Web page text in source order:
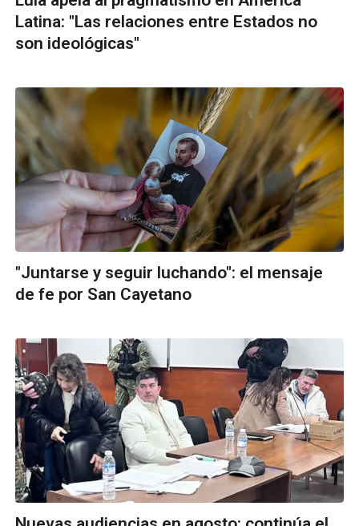
Latina: "Las relaciones entre Estados no
son ideológicas"
"Juntarse y seguir luchando": el mensaje
de fe por San Cayetano